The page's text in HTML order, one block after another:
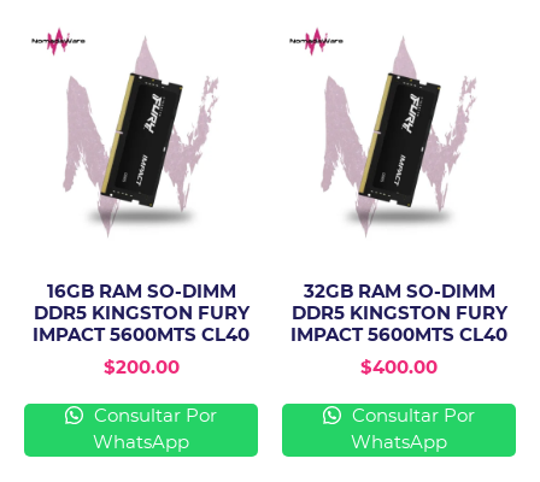
16GB RAM SO-DIMM
DDR5 KINGSTON FURY
IMPACT 5600MTS CL40
$200.00
Consultar Por
WhatsApp
32GB RAM SO-DIMM
DDR5 KINGSTON FURY
IMPACT 5600MTS CL40
$400.00
Consultar Por
WhatsApp